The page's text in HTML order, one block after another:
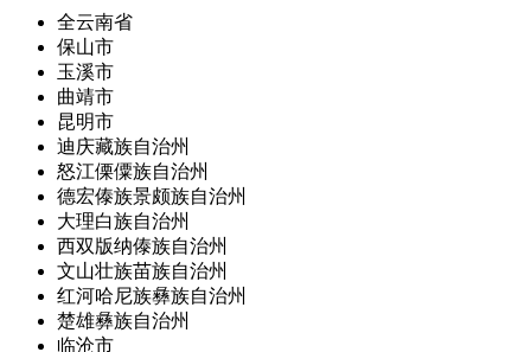
全云南省
保山市
玉溪市
曲靖市
昆明市
迪庆藏族自治州
怒江傈僳族自治州
德宏傣族景颇族自治州
大理白族自治州
西双版纳傣族自治州
文山壮族苗族自治州
红河哈尼族彝族自治州
楚雄彝族自治州
临沧市